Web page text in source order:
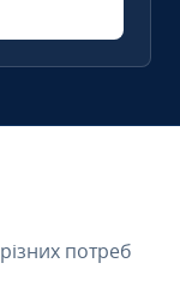
потреб